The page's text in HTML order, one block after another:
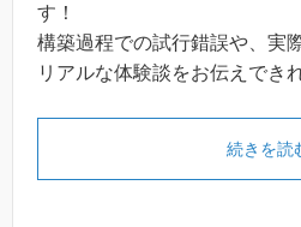
す！
構築過程での試行錯誤や、実
リアルな体験談をお伝えでき
続きを読